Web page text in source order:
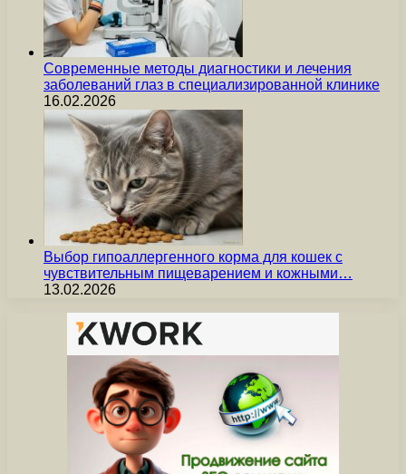
Современные методы диагностики и лечения
заболеваний глаз в специализированной клинике
16.02.2026
Выбор гипоаллергенного корма для кошек с
чувствительным пищеварением и кожными…
13.02.2026